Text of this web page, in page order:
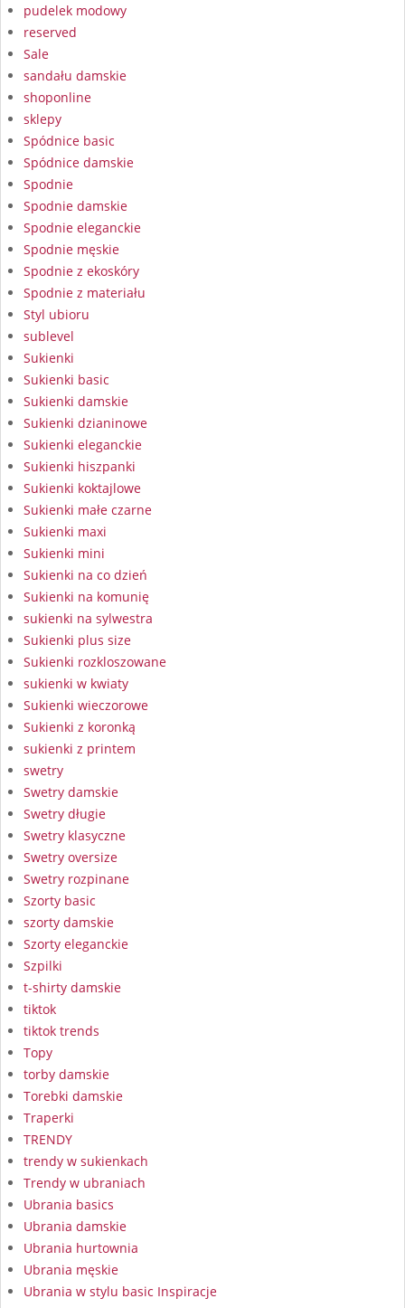
pudelek modowy
reserved
Sale
sandału damskie
shoponline
sklepy
Spódnice basic
Spódnice damskie
Spodnie
Spodnie damskie
Spodnie eleganckie
Spodnie męskie
Spodnie z ekoskóry
Spodnie z materiału
Styl ubioru
sublevel
Sukienki
Sukienki basic
Sukienki damskie
Sukienki dzianinowe
Sukienki eleganckie
Sukienki hiszpanki
Sukienki koktajlowe
Sukienki małe czarne
Sukienki maxi
Sukienki mini
Sukienki na co dzień
Sukienki na komunię
sukienki na sylwestra
Sukienki plus size
Sukienki rozkloszowane
sukienki w kwiaty
Sukienki wieczorowe
Sukienki z koronką
sukienki z printem
swetry
Swetry damskie
Swetry długie
Swetry klasyczne
Swetry oversize
Swetry rozpinane
Szorty basic
szorty damskie
Szorty eleganckie
Szpilki
t-shirty damskie
tiktok
tiktok trends
Topy
torby damskie
Torebki damskie
Traperki
TRENDY
trendy w sukienkach
Trendy w ubraniach
Ubrania basics
Ubrania damskie
Ubrania hurtownia
Ubrania męskie
Ubrania w stylu basic Inspiracje